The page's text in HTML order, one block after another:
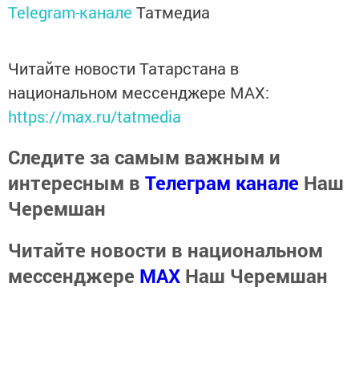
Telegram-канале Татмедиа
Читайте новости Татарстана в
национальном мессенджере MАХ:
https://max.ru/tatmedia
Следите за самым важным и
интересным в Телеграм канале Наш
Черемшан
Читайте новости в национальном
мессенджере MАХ Наш Черемшан